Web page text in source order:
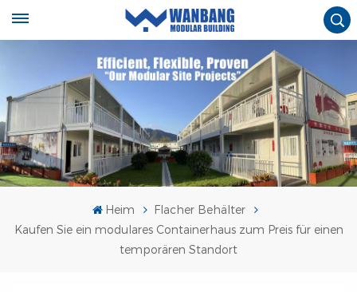
Heim
Flacher Behälter
Kaufen Sie ein modulares Containerhaus zum Preis für einen
temporären Standort